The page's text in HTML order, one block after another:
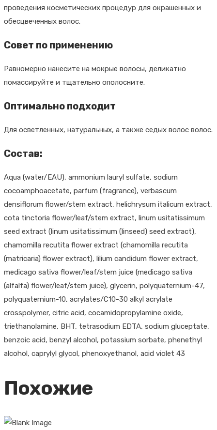
проведения косметических процедур для окрашенных и
обесцвеченных волос.
Совет по применению
Равномерно нанесите на мокрые волосы, деликатно
помассируйте и тщательно ополосните.
Оптимально подходит
Для осветленных, натуральных, а также седых волос волос.
Состав:
Aqua (water/EAU), ammonium lauryl sulfate, sodium
cocoamphoacetate, parfum (fragrance), verbascum
densiflorum flower/stem extract, helichrysum italicum extract,
cota tinctoria flower/leaf/stem extract, linum usitatissimum
seed extract (linum usitatissimum (linseed) seed extract),
chamomilla recutita flower extract (chamomilla recutita
(matricaria) flower extract), lilium candidum flower extract,
medicago sativa flower/leaf/stem juice (medicago sativa
(alfalfa) flower/leaf/stem juice), glycerin, polyquaternium-47,
polyquaternium-10, acrylates/C10-30 alkyl acrylate
crosspolymer, citric acid, cocamidopropylamine oxide,
triethanolamine, BHT, tetrasodium EDTA, sodium gluceptate,
benzoic acid, benzyl alcohol, potassium sorbate, phenethyl
alcohol, caprylyl glycol, phenoxyethanol, acid violet 43
Похожие